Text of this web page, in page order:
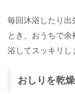
毎回沐浴したり出
とき、おうちで
浴してスッキリし
おしりを乾